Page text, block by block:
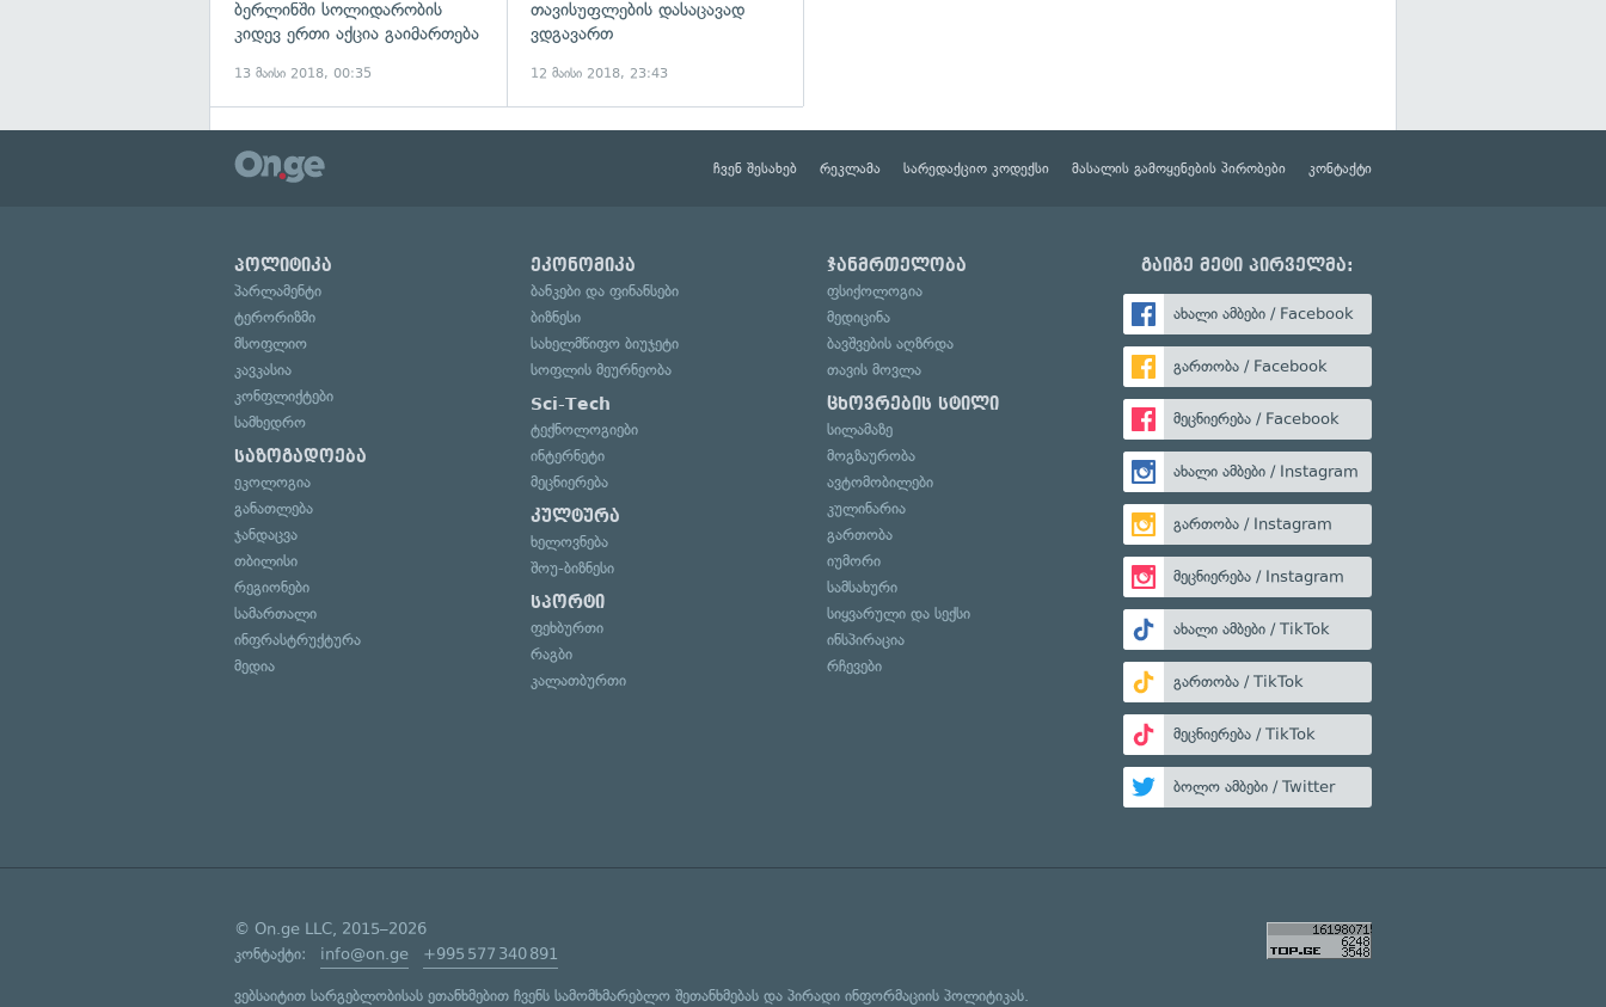
ბერლინში სოლიდარობის
კიდევ ერთი აქცია გაიმართება
13 მაისი 2018, 00:35
თავისუფლების დასაცავად
ვდგავართ
12 მაისი 2018, 23:43
ჩვენ შესახებ რეკლამა სარედაქციო კოდექსი მასალის გამოყენების პირობები კონტაქტი
პოლიტიკა
პარლამენტი
ტერორიზმი
მსოფლიო
კავკასია
კონფლიქტები
სამხედრო
საზოგადოება
ეკოლოგია
განათლება
ჯანდაცვა
თბილისი
რეგიონები
სამართალი
ინფრასტრუქტურა
მედია
ეკონომიკა
ბანკები და ფინანსები
ბიზნესი
სახელმწიფო ბიუჯეტი
სოფლის მეურნეობა
Sci-Tech
ტექნოლოგიები
ინტერნეტი
მეცნიერება
კულტურა
ხელოვნება
შოუ-ბიზნესი
სპორტი
ფეხბურთი
რაგბი
კალათბურთი
ჯანმრთელობა
ფსიქოლოგია
მედიცინა
ბავშვების აღზრდა
თავის მოვლა
ცხოვრების სტილი
სილამაზე
მოგზაურობა
ავტომობილები
კულინარია
გართობა
იუმორი
სამსახური
სიყვარული და სექსი
ინსპირაცია
რჩევები
გაიგე მეტი პირველმა:
ახალი ამბები / Facebook
გართობა / Facebook
მეცნიერება / Facebook
ახალი ამბები / Instagram
გართობა / Instagram
მეცნიერება / Instagram
ახალი ამბები / TikTok
გართობა / TikTok
მეცნიერება / TikTok
ბოლო ამბები / Twitter
© On.ge LLC, 2015–2026
კონტაქტი: info@on.ge +995 577 340 891
ვებსაიტით სარგებლობისას ეთანხმებით ჩვენს სამომხმარებლო შეთანხმებას და პირადი ინფორმაციის პოლიტიკას